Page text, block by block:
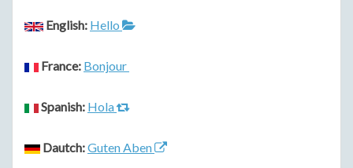
English: Hello
France: Bonjour
Spanish: Hola
Dautch:Guten Aben